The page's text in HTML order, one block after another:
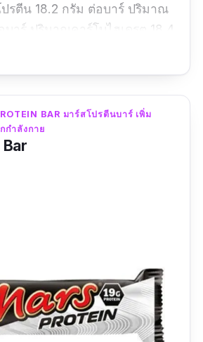
รตีน 18.2 กรัม ต่อบาร์ ปริมาณ
บาร์ ปริมาณคาร์โบไฮเดรต 18.4
ริมาณน้ำตาล 9.5 กรัม ต่อบาร์
หยหรือจุกท้องแต่อย่างใด
กแลตเล่น”
BAR มาร์สโปรตีนบาร์ เพิ่ม
กำลังกาย